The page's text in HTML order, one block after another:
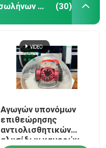
Αντιολισθητική αλυσίδα σωλήνων CCTV (30)
Αγωγών υπονόμων
επιθεώρησης
αντιολισθητικών
αλυσίδων καμερών